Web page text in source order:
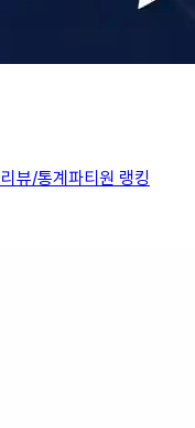
리뷰/통계파티원 랭킹